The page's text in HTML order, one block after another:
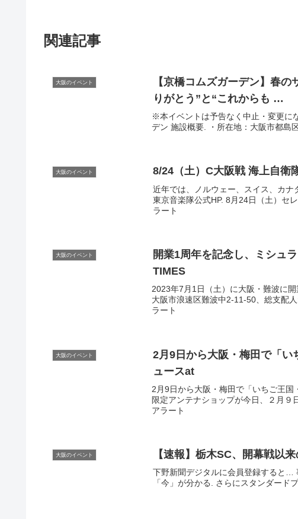
関連記事
大阪のイベント
【京橋コムズガーデン】春
りがとう”と“これからも …
※本イベントは予告なく中止・変更に
デン 施設概要. ・所在地：大阪市都島
大阪のイベント 8/24（土）C大阪戦 海上自衛
近年では、ノルウェー、スイス、カ
東京音楽隊公式HP. 8月24日（土）セ
ラート
大阪のイベント 開業1周年を記念し、ミシュ
TIMES
2023年7月1日（土）に大阪・難波に
大阪市浪速区難波中2-11-50、総支配
ラート
大阪のイベント 2月9日から大阪 ・梅田で「い
ュースat
2月9日から大阪・梅田で「いちご王
限定アンテナショップが今日、２月
アラート
大阪のイベント 【速報】栃木SC、開幕戦以
下野新聞デジタルに会員登録すると…
「今」が分かる. さらにスタンダー